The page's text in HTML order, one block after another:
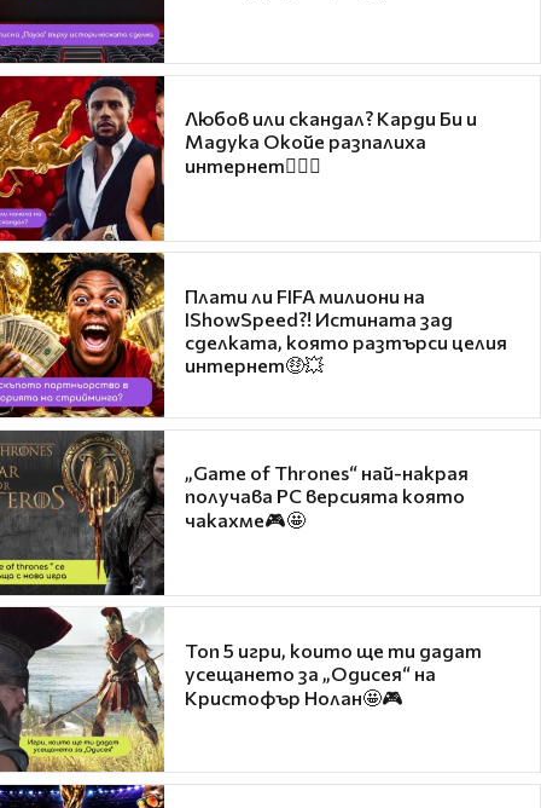
Любов или скандал? Карди Би и
Мадука Окойе разпалиха
интернет❤️‍🔥🔥
Плати ли FIFA милиони на
IShowSpeed?! Истината зад
сделката, която разтърси целия
интернет🤑💥
„Game of Thrones“ най-накрая
получава PC версията която
чакахме🎮🤩
Топ 5 игри, които ще ти дадат
усещането за „Одисея“ на
Кристофър Нолан🤩🎮